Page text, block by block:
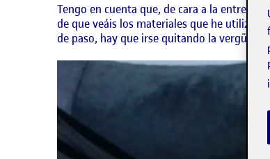
Tengo en cuenta que, de cara a la entrega
de que veáis los materiales que he
de paso, hay que irse quitando la
Reproductor
vídeo